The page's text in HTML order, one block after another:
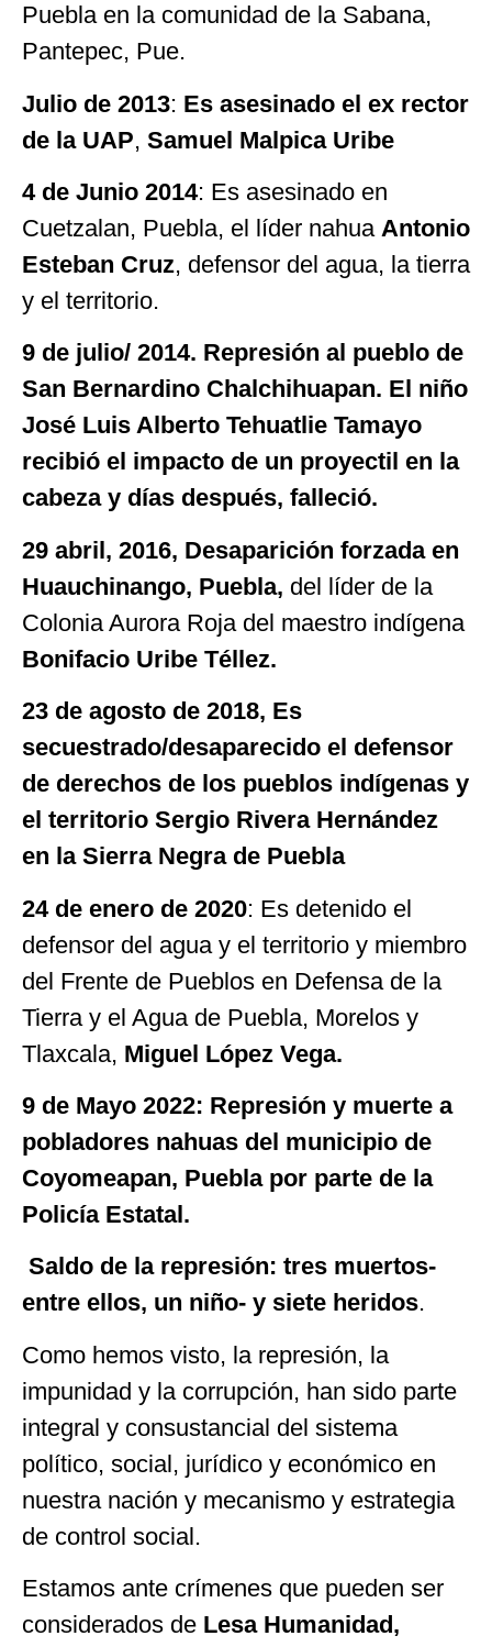
Puebla en la comunidad de la Sabana,
Pantepec, Pue.
Julio de 2013: Es asesinado el ex rector
de la UAP, Samuel Malpica Uribe
4 de Junio 2014: Es asesinado en
Cuetzalan, Puebla, el líder nahua Antonio
Esteban Cruz, defensor del agua, la tierra
y el territorio.
9 de julio/ 2014. Represión al pueblo de
San Bernardino Chalchihuapan. El niño
José Luis Alberto Tehuatlie Tamayo
recibió el impacto de un proyectil en la
cabeza y días después, falleció.
29 abril, 2016, Desaparición forzada en
Huauchinango, Puebla, del líder de la
Colonia Aurora Roja del maestro indígena
Bonifacio Uribe Téllez.
23 de agosto de 2018, Es
secuestrado/desaparecido el defensor
de derechos de los pueblos indígenas y
el territorio Sergio Rivera Hernández
en la Sierra Negra de Puebla
24 de enero de 2020: Es detenido el
defensor del agua y el territorio y miembro
del Frente de Pueblos en Defensa de la
Tierra y el Agua de Puebla, Morelos y
Tlaxcala, Miguel López Vega.
9 de Mayo 2022: Represión y muerte a
pobladores nahuas del municipio de
Coyomeapan, Puebla por parte de la
Policía Estatal.
Saldo de la represión: tres muertos-
entre ellos, un niño- y siete heridos.
Como hemos visto, la represión, la
impunidad y la corrupción, han sido parte
integral y consustancial del sistema
político, social, jurídico y económico en
nuestra nación y mecanismo y estrategia
de control social.
Estamos ante crímenes que pueden ser
considerados de Lesa Humanidad,